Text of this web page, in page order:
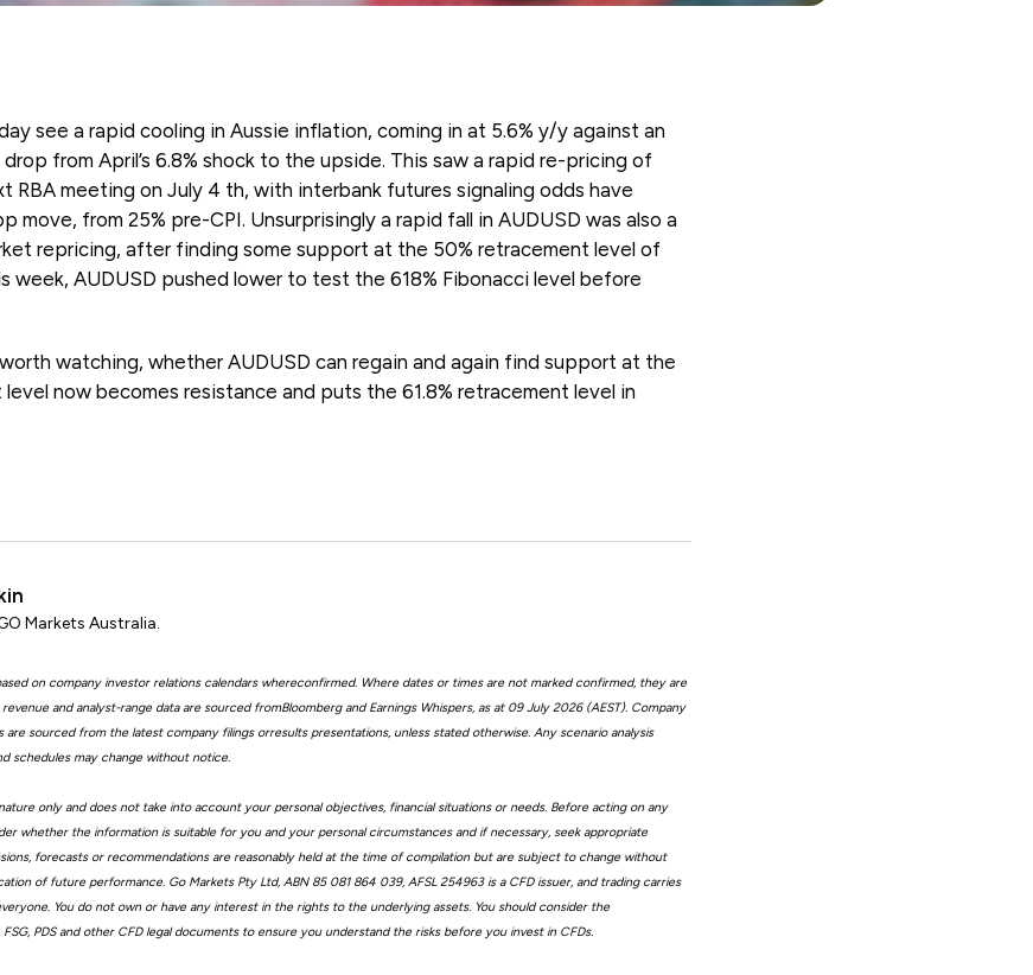
see a rapid cooling in Aussie inflation, coming in at 5.6% y/y against an
from April’s 6.8% shock to the upside. This saw a rapid re-pricing of
RBA meeting on July 4 th, with interbank futures signaling odds have
move, from 25% pre-CPI. Unsurprisingly a rapid fall in AUDUSD was also a
repricing, after finding some support at the 50% retracement level of
week, AUDUSD pushed lower to test the 618% Fibonacci level before
watching, whether AUDUSD can regain and again find support at the
now becomes resistance and puts the 61.8% retracement level in
Markets Australia.
on company investor relations calendars whereconfirmed. Where dates or times are not marked confirmed, they are
and analyst-range data are sourced fromBloomberg and Earnings Whispers, as at 09 July 2026 (AEST). Company
are sourced from the latest company filings orresults presentations, unless stated otherwise. Any scenario analysis
schedules may change without notice.
only and does not take into account your personal objectives, financial situations or needs. Before acting on any
whether the information is suitable for you and your personal circumstances and if necessary, seek appropriate
forecasts or recommendations are reasonably held at the time of compilation but are subject to change without
of future performance. Go Markets Pty Ltd, ABN 85 081 864 039, AFSL 254963 is a CFD issuer, and trading carries
You do not own or have any interest in the rights to the underlying assets. You should consider the
PDS and other CFD legal documents to ensure you understand the risks before you invest in CFDs.